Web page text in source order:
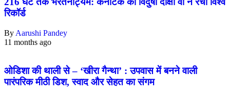
रिकॉर्ड
By Aarushi Pandey
11 months ago
ओडिशा की थाली से – ‘खीरा गैन्था’ : उपवास में बनने वाली
पारंपरिक मीठी डिश, स्वाद और सेहत का संगम